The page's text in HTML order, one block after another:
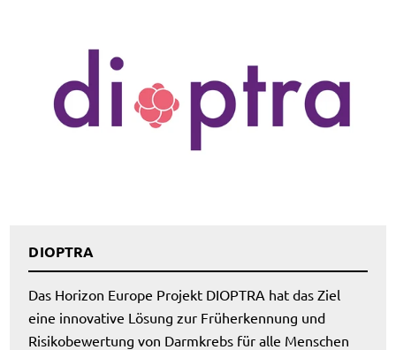
DIOPTRA
Das Horizon Europe Projekt DIOPTRA hat das Ziel
eine innovative Lösung zur Früherkennung und
Risikobewertung von Darmkrebs für alle Menschen